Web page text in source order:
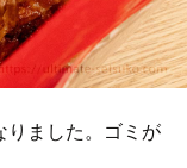
りました。ゴミが